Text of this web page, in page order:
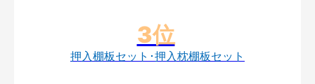
押入棚板セット･押入枕棚板セット